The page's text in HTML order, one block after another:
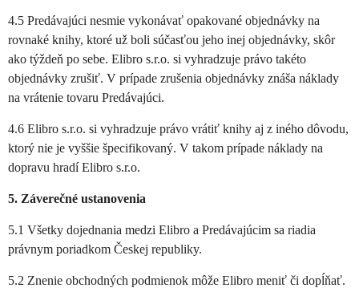
4.5 Predávajúci nesmie vykonávať opakované objednávky na
rovnaké knihy, ktoré už boli súčasťou jeho inej objednávky, skôr
ako týždeň po sebe. Elibro s.r.o. si vyhradzuje právo takéto
objednávky zrušiť. V prípade zrušenia objednávky znáša náklady
na vrátenie tovaru Predávajúci.
4.6 Elibro s.r.o. si vyhradzuje právo vrátiť knihy aj z iného dôvodu,
ktorý nie je vyššie špecifikovaný. V takom prípade náklady na
dopravu hradí Elibro s.r.o.
5. Záverečné ustanovenia
5.1 Všetky dojednania medzi Elibro a Predávajúcim sa riadia
právnym poriadkom Českej republiky.
5.2 Znenie obchodných podmienok môže Elibro meniť či dopĺňať.